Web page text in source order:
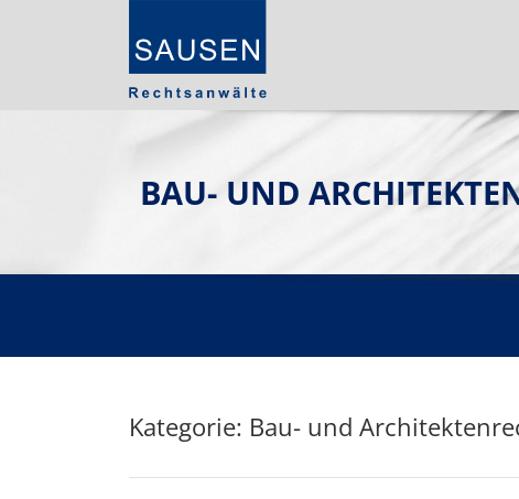
BAU- UND
Kategorie: Bau- und